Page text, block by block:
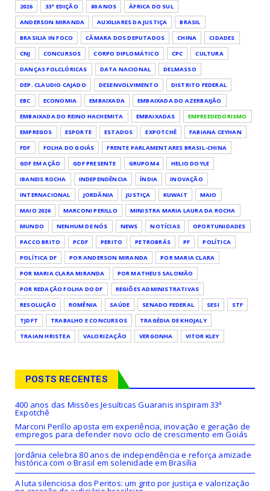
2026 33ª EDIÇÃO 80 ANOS
ÁFRICA DO SUL
ANDERSON MIRANDA
AUXILIARES DA JUSTIÇA
BRASIL
BRASILIA IN FOCO
CÂMARA DOS DEPUTADOS CHINA
CIDADES
CNJ
CONCURSOS CORPO DIPLOMÁTICO CPC
CULTURA
DANÇAS FOLCLÓRICAS
DATA NACIONAL
DELMASSO
DEP. CLAUDIO CAJADO
DESENVOLVIMENTO
DISTRITO FEDERAL
EBC
ECONOMIA EMBAIXADA
EMBAIXADA DO AZERBAIJÃO
EMBAIXADA DO REINO HACHEMITA
EMBAIXADAS
EMPREEDEDORISMO
EMPREGOS
ESPORTE ESTADOS EXPOTCHÊ
FABIANA CEYHAN
FDF
FOLHA DO GOIÁS
FRENTE PARLAMENTARES BRASIL-CHINA
GDF EM AÇÃO
GDF PRESENTE GRUPOM4
HELIO DOYLE
IBANEIS ROCHA
INDEPENDÊNCIA ÍNDIA
INOVAÇÃO
INTERNACIONAL
JORDÂNIA JUSTIÇA KUWAIT
MAIO
MAIO 2026
MARCONI PERILLO
MINISTRA MARIA LAURA DA ROCHA
MUNDO
NENHUM DE NÓS NEWS NOTÍCIAS
OPORTUNIDADES
PACCO BRITO
PCDF PERITO PETROBRÁS PF
POLÍTICA
POLÍTICA DF
POR ANDERSON MIRANDA
POR MARIA CLARA
POR MARIA CLARA MIRANDA
POR MATHEUS SALOMÃO
POR REDAÇÃO FOLHA DO DF
REGIÕES ADMINISTRATIVAS
RESOLUÇÃO
ROMÊNIA SAÚDE SENADO FEDERAL SESI
STF
TJDFT
TRABALHO E CONCURSOS
TRAGÉDIA DE KHOJALY
TRAIAN HRISTEA
VALORIZAÇÃO VERGONHA VITOR KLEY
POSTS RECENTES
400 anos das Missões Jesuíticas Guaranis inspiram 33ª
Expotchê
Marconi Perillo aposta em experiência, inovação e geração de
empregos para defender novo ciclo de crescimento em Goiás
Jordânia celebra 80 anos de independência e reforça amizade
histórica com o Brasil em solenidade em Brasília
A luta silenciosa dos Peritos: um grito por justiça e valorização